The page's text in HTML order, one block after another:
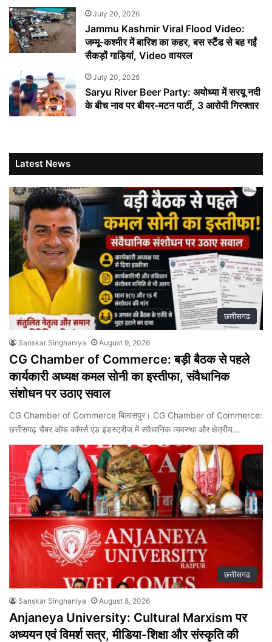
July 20, 2026
Jammu Kashmir Viral Flood Video:
जम्मू-कश्मीर में बारिश का कहर, बस स्टैंड से बह गईं
सैकड़ों गाड़ियां, Video वायरल
July 20, 2026
Saryu River Beer Party: अयोध्या में सरयू नदी
के बीच नाव पर बीयर-मटन पार्टी, 3 आरोपी गिरफ्तार
Latest News
छत्तीसगढ
Sanskar Singhaniya August 9, 2026
CG Chamber of Commerce: बड़ी बैठक से पहले
कार्यकारी अध्यक्ष कमल सोनी का इस्तीफा, संवैधानिक
संशोधन पर उठाए सवाल
CG Chamber of Commerce बिलासपुर। CG Chamber of Commerce:
छत्तीसगढ़ चैंबर ऑफ कॉमर्स एंड इंडस्ट्रीज में संवैधानिक व्यवस्था और क्षेत्रीय…
छत्तीसगढ
Sanskar Singhaniya August 8, 2026
Anjaneya University: Cultural Marxism पर
अध्ययन एवं विमर्श सत्र, मीडिया-शिक्षा और संस्कृति की